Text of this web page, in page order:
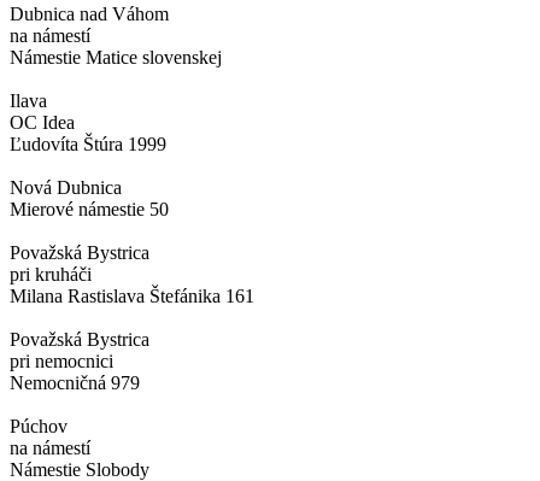
Dubnica nad Váhom
na námestí
Námestie Matice slovenskej
Ilava
OC Idea
Ľudovíta Štúra 1999
Nová Dubnica
Mierové námestie 50
Považská Bystrica
pri kruháči
Milana Rastislava Štefánika 161
Považská Bystrica
pri nemocnici
Nemocničná 979
Púchov
na námestí
Námestie Slobody